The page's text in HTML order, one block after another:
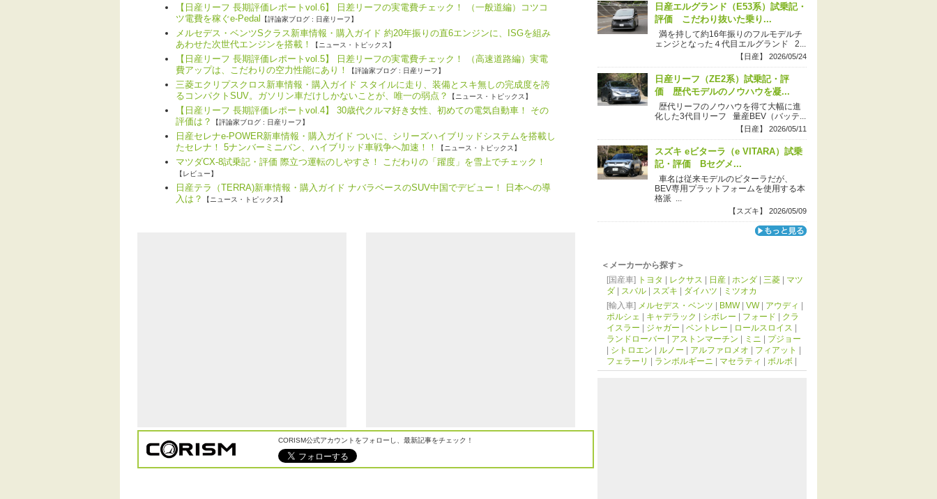
【日産リーフ 長期評価レポートvol.6】 日差リーフの実電費チェック！ （一般道編）コツコ
ツ電費を稼ぐe-Pedal
【評論家ブログ : 日産リーフ】
メルセデス・ベンツSクラス新車情報・購入ガイド 約20年振りの直6エンジンに、ISGを組み
あわせた次世代エンジンを搭載！
【ニュース・トピックス】
【日産リーフ 長期評価レポートvol.5】 日差リーフの実電費チェック！ （高速道路編）実電
費アップは、こだわりの空力性能にあり！
【評論家ブログ : 日産リーフ】
三菱エクリプスクロス新車情報・購入ガイド スタイルに走り、装備とスキ無しの完成度を誇
るコンパクトSUV。ガソリン車だけしかないことが、唯一の弱点？
【ニュース・トピックス】
【日産リーフ 長期評価レポートvol.4】 30歳代クルマ好き女性、初めての電気自動車！ その
評価は？
【評論家ブログ : 日産リーフ】
日産セレナe-POWER新車情報・購入ガイド ついに、シリーズハイブリッドシステムを搭載し
たセレナ！ 5ナンバーミニバン、ハイブリッド車戦争へ加速！！
【ニュース・トピックス】
マツダCX-8試乗記・評価 際立つ運転のしやすさ！ こだわりの「躍度」を雪上でチェック！
【レビュー】
日産テラ（TERRA)新車情報・購入ガイド ナバラベースのSUV中国でデビュー！ 日本への導
入は？
【ニュース・トピックス】
CORISM公式アカウントをフォローし、最新記事をチェック！
日産エルグランド（E53系）試乗記・
評価 こだわり抜いた乗り...
満を持して約16年振りのフルモデルチ
ェンジとなった４代目エルグランド 2...
【日産】 2026/05/24
日産リーフ（ZE2系）試乗記・評
価 歴代モデルのノウハウを凝...
歴代リーフのノウハウを得て大幅に進
化した3代目リーフ 量産BEV（バッテ...
【日産】 2026/05/11
スズキ eビターラ（e VITARA）試乗
記・評価 Bセグメ...
車名は従来モデルのビターラだが、
BEV専用プラットフォームを使用する本
格派 ...
【スズキ】 2026/05/09
＜メーカーから探す＞
[国産車] トヨタ レクサス 日産 ホンダ 三菱
マツ
ダ
スバル スズキ ダイハツ
ミツオカ
[輸入車] メルセデス・ベンツ BMW| VW| アウディ
ポルシェ
キャデラック シボレー フォード
クラ
イスラー
ジャガー ベントレー ロールスロイス
ランドローバー
アストンマーチン ミニ
プジョー
シトロエン ルノー アルファロメオ フィアット
フェラーリ
ランボルギーニ マセラティ ボルボ